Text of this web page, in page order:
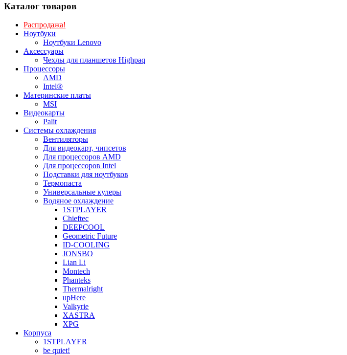
Каталог товаров
Распродажа!
Ноутбуки
Ноутбуки Lenovo
Аксессуары
Чехлы для планшетов Highpaq
Процессоры
AMD
Intel®
Материнские платы
MSI
Видеокарты
Palit
Системы охлаждения
Вентиляторы
Для видеокарт, чипсетов
Для процессоров AMD
Для процессоров Intel
Подставки для ноутбуков
Термопаста
Универсальные кулеры
Водяное охлаждение
1STPLAYER
Chieftec
DEEPCOOL
Geometric Future
ID-COOLING
JONSBO
Lian Li
Montech
Phanteks
Thermalright
upHere
Valkyrie
XASTRA
XPG
Корпуса
1STPLAYER
be quiet!